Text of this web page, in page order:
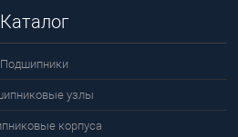
Каталог
Подшипники
узлы
корпуса